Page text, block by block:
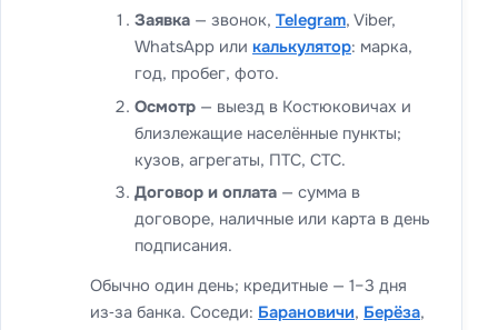
Заявка — звонок, Telegram, Viber,
WhatsApp или калькулятор: марка,
год, пробег, фото.
Осмотр — выезд в Костюковичах и
близлежащие населённые пункты;
кузов, агрегаты, ПТС, СТС.
Договор и оплата — сумма в
договоре, наличные или карта в день
подписания.
Обычно один день; кредитные — 1–3 дня
из‑за банка. Соседи: Барановичи, Берёза,